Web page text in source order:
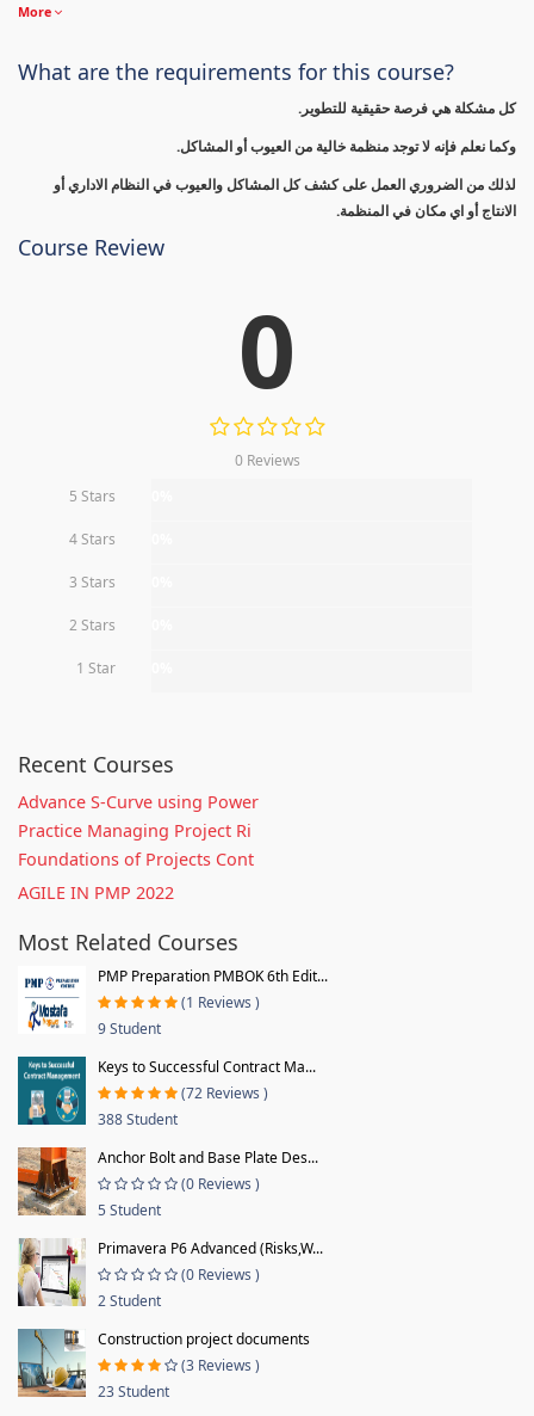
More
What are the requirements for this course?
كل مشكلة هي فرصة حقيقية للتطوير.
وكما نعلم فإنه لا توجد منظمة خالية من العيوب أو المشاكل.
لذلك من الضروري العمل على كشف كل المشاكل والعيوب في النظام الاداري أو
الانتاج أو اي مكان في المنظمة.
Course Review
0
0 Reviews
5 Stars
4 Stars
3 Stars
2 Stars
1 Star
Recent Courses
Advance S-Curve using Power
Practice Managing Project Ri
Foundations of Projects Cont
AGILE IN PMP 2022
Most Related Courses
PMP Preparation PMBOK 6th Edit...
(1 Reviews )
9 Student
Keys to Successful Contract Ma...
(72 Reviews )
388 Student
Anchor Bolt and Base Plate Des...
(0 Reviews )
5 Student
Primavera P6 Advanced (Risks,W...
(0 Reviews )
2 Student
Construction project documents
(3 Reviews )
23 Student